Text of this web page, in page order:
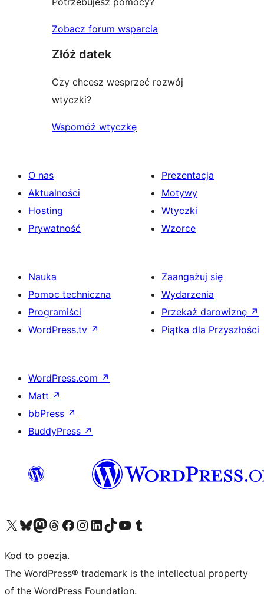
Zobacz forum wsparcia
Złóż datek
Czy chcesz wesprzeć rozwój
wtyczki?
Wspomóż wtyczkę
O nas
Aktualności
Hosting
Prywatność
Prezentacja
Motywy
Wtyczki
Wzorce
Nauka
Pomoc techniczna
Programiści
WordPress.tv ↗
Zaangażuj się
Wydarzenia
Przekaż darowiznę ↗
Piątka dla Przyszłości
WordPress.com ↗
Matt ↗
bbPress ↗
BuddyPress ↗
Odwiedź nasze konto X (dawniej Twitter)
Odwiedź nasze konto Bluesky
Odwiedź nasze konto na Mastodoncie
Odwiedź naszego Threadsa
Odwiedź naszego Facebooka
Odwiedź nasze konto na Instagramie
Odwiedź nasze konto na LinkedIn
Odwiedź naszego TikToka
Odwiedź nasz kanał YouTube
Odwiedź naszego Tumblra
Kod to poezja.
The WordPress® trademark is the intellectual property
of the WordPress Foundation.